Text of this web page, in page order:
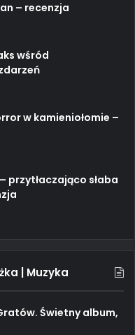
– recenzja
wśród
w kamieniołomie –
przytłaczająco słaba
| Muzyka
Świetny album,